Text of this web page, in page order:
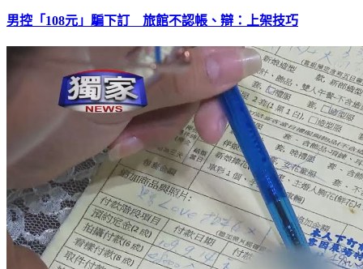
男控「108元」騙下訂 旅館不認帳、辯：上架技巧